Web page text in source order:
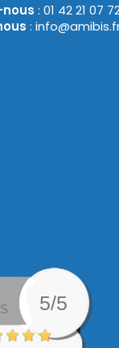
: 01 42 21 07
:
5/5